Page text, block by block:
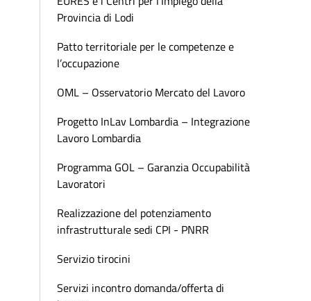
Provincia di Lodi
Patto territoriale per le competenze e
l’occupazione
OML – Osservatorio Mercato del Lavoro
Progetto InLav Lombardia – Integrazione
Lavoro Lombardia
Programma GOL – Garanzia Occupabilità
Lavoratori
Realizzazione del potenziamento
infrastrutturale sedi CPI - PNRR
Servizio tirocini
Servizi incontro domanda/offerta di